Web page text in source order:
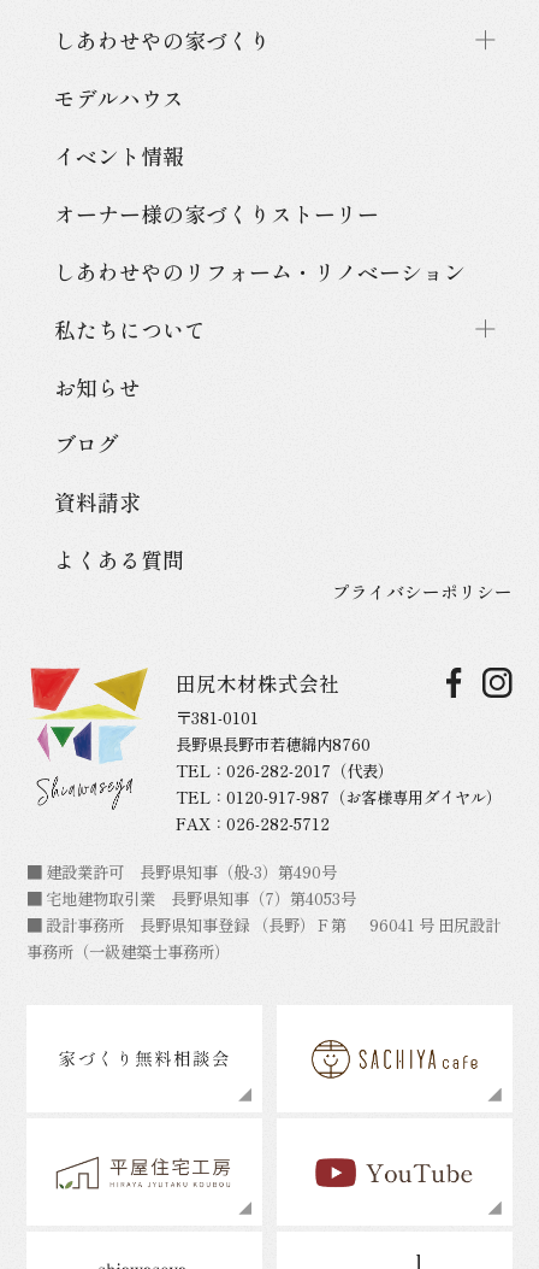
田尻木材株式会社
〒381-0101
長野県長野市若穂綿内8760
TEL： 026-282-2017 （代表）
TEL： 0120-917-987 （お客様専用ダイヤル）
FAX：026-282-5712
■ 建設業許可 長野県知事（般-3）第490号
■ 宅地建物取引業 長野県知事（7）第4053号
■ 設計事務所 長野県知事登録 （長野）Ｆ第 96041 号 田尻設計
事務所（一級建築士事務所）
しあわせやの家づくり
モデルハウス
イベント情報
オーナー様の家づくり ストーリー
しあわせやのリフォーム・ リノベーション
私たちについて
お知らせ
ブログ
資料請求
よくある質問
プライバシーポリシー